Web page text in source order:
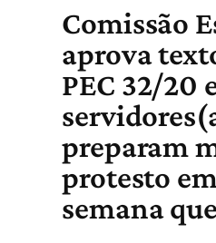
Comissão
aprova
PEC 32/20
preparam
protesto
semana